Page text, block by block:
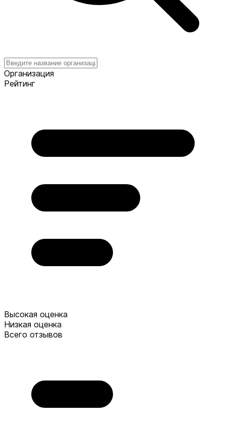
Организация
Рейтинг
Высокая оценка
Низкая оценка
Всего отзывов